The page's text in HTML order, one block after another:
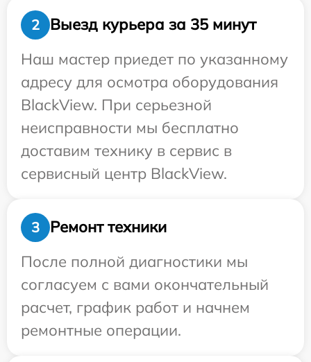
2
Выезд курьера за 35 минут
Наш мастер приедет по указанному
адресу для осмотра оборудования
BlackView. При серьезной
неисправности мы бесплатно
доставим технику в сервис в
сервисный центр BlackView.
3
Ремонт техники
После полной диагностики мы
согласуем с вами окончательный
расчет, график работ и начнем
ремонтные операции.